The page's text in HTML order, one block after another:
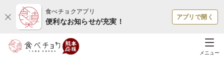
食べチョクアプリ
便利なお知らせが充実！
アプリで開く
メニュー